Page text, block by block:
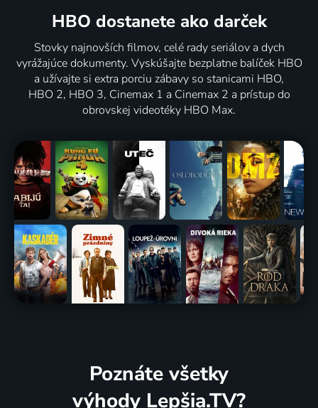
HBO dostanete ako darček
Stovky najnovších filmov, celé rady seriálov a dych
vyrážajúce dokumenty. Vyskúšajte bezplatne balíček HBO
a užívajte si extra porciu zábavy so stanicami HBO,
HBO 2, HBO 3, Cinemax 1 a Cinemax 2 a prístup do
obrovskej videotéky HBO Max.
Poznáte všetky
výhody Lepšia.TV?